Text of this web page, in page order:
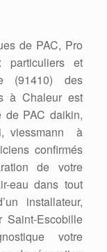
de PAC, Pro
particuliers et
(91410) des
à Chaleur est
de PAC daikin,
viessmann à
confirmés
de votre
eau dans tout
installateur,
Saint-Escobille
votre